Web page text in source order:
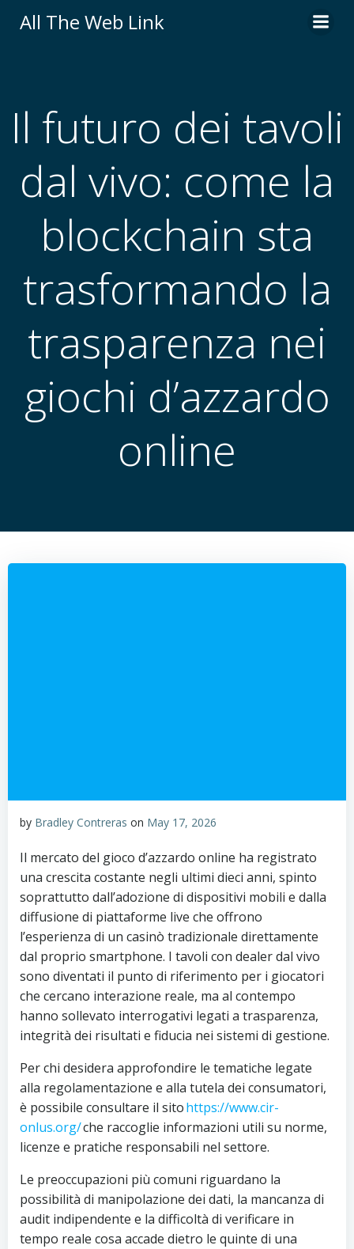
All The Web Link
Il futuro dei tavoli
dal vivo: come la
blockchain sta
trasformando la
trasparenza nei
giochi d’azzardo
online
by Bradley Contreras on May 17, 2026
Il mercato del gioco d’azzardo online ha registrato
una crescita costante negli ultimi dieci anni, spinto
soprattutto dall’adozione di dispositivi mobili e dalla
diffusione di piattaforme live che offrono
l’esperienza di un casinò tradizionale direttamente
dal proprio smartphone. I tavoli con dealer dal vivo
sono diventati il punto di riferimento per i giocatori
che cercano interazione reale, ma al contempo
hanno sollevato interrogativi legati a trasparenza,
integrità dei risultati e fiducia nei sistemi di gestione.
Per chi desidera approfondire le tematiche legate
alla regolamentazione e alla tutela dei consumatori,
è possibile consultare il sitohttps://www.cir-
onlus.org/che raccoglie informazioni utili su norme,
licenze e pratiche responsabili nel settore.
Le preoccupazioni più comuni riguardano la
possibilità di manipolazione dei dati, la mancanza di
audit indipendente e la difficoltà di verificare in
tempo reale cosa accade dietro le quinte di una